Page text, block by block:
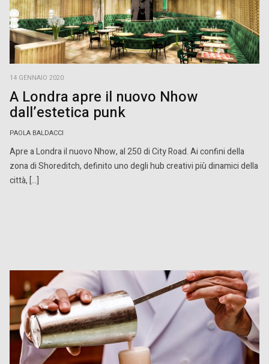
14 GENNAIO 2020
A Londra apre il nuovo Nhow
dall’estetica punk
PAOLA BALDACCI
Apre a Londra il nuovo Nhow, al 250 di City Road. Ai confini della
zona di Shoreditch, definito uno degli hub creativi più dinamici della
città, […]